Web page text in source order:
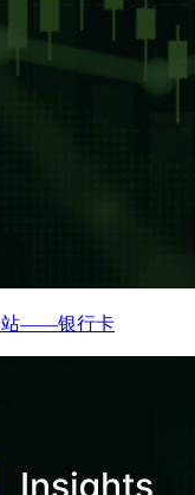
站——银行卡